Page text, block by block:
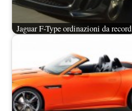
Jaguar F-Type ordinazioni da record